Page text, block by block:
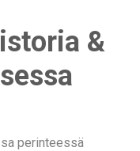
&
perinteessä